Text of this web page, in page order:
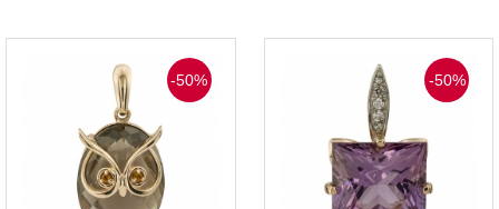
-50% -50%